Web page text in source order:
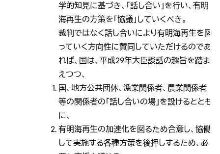
学的知見に基づき、「話し合い」を行い、有明
海再生の方策を「協議」していくべき。
裁判ではなく話し合いにより有明海再生を図
っていく方向性に賛同していただけるのであ
れば、国は、平成29年大臣談話の趣旨を踏ま
えつつ、
国、地方公共団体、漁業関係者、農業関係者
等の関係者の「話し合いの場」を設けるととも
に、
有明海再生の加速化を図るため合意し、協働
して実施する各種方策を後押しするため、必